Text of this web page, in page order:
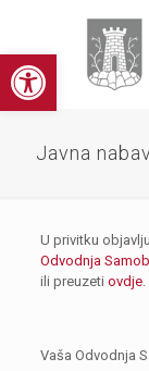
Open toolbar
Javna
U privitku
Odvodnja
ili preuzeti ovdje.
Vaša Odvodnja